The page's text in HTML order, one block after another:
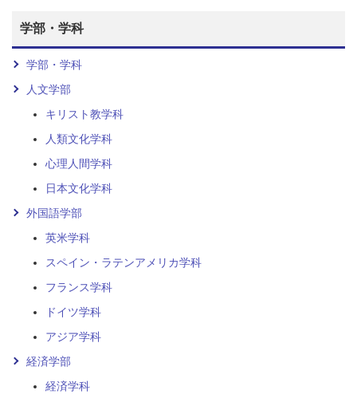
学部・学科
学部・学科
人文学部
キリスト教学科
人類文化学科
心理人間学科
日本文化学科
外国語学部
英米学科
スペイン・ラテンアメリカ学科
フランス学科
ドイツ学科
アジア学科
経済学部
経済学科